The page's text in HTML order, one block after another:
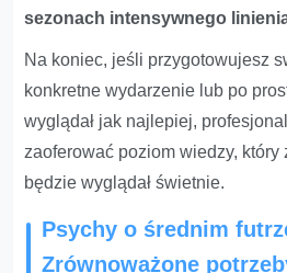
sezonach intensywnego
Na koniec, jeśli przygotowujesz
konkretne wydarzenie lub po
wyglądał jak najlepiej,
zaoferować poziom wiedzy,
będzie wyglądał świetnie.
Psychy o średnim
Zrównoważone